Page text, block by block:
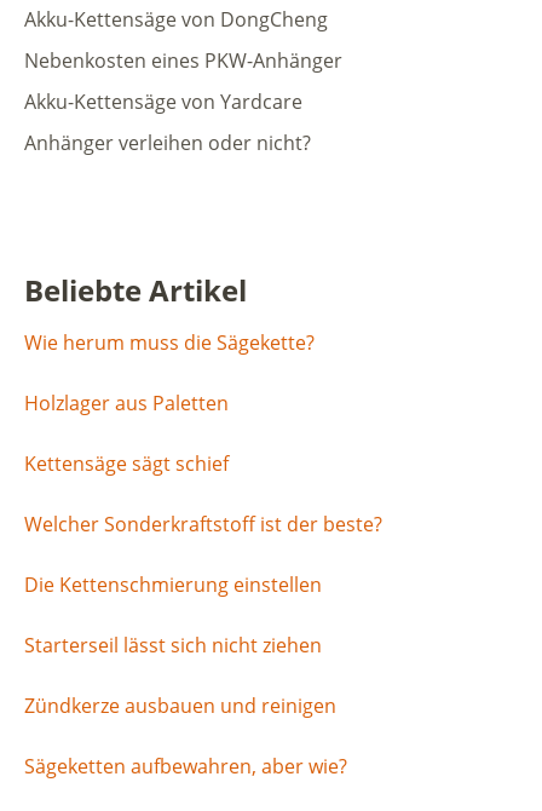
Akku-Kettensäge von DongCheng
Nebenkosten eines PKW-Anhänger
Akku-Kettensäge von Yardcare
Anhänger verleihen oder nicht?
Beliebte Artikel
Wie herum muss die Sägekette?
Holzlager aus Paletten
Kettensäge sägt schief
Welcher Sonderkraftstoff ist der beste?
Die Kettenschmierung einstellen
Starterseil lässt sich nicht ziehen
Zündkerze ausbauen und reinigen
Sägeketten aufbewahren, aber wie?